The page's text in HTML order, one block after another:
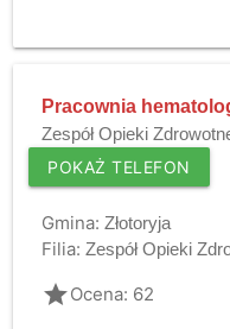
Pracownia
Zespół Opieki
POKAŻ TELEFON
Gmina: Złotoryja
Filia: Zespół Opieki
gradeOcena: 62